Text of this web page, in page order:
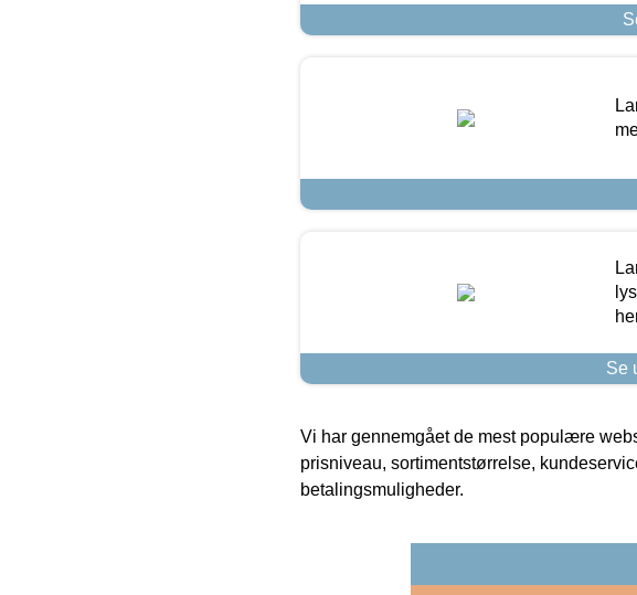
Se
Vi har gennemgået de mest populære
prisniveau, sortimentstørrelse,
betalingsmuligheder.